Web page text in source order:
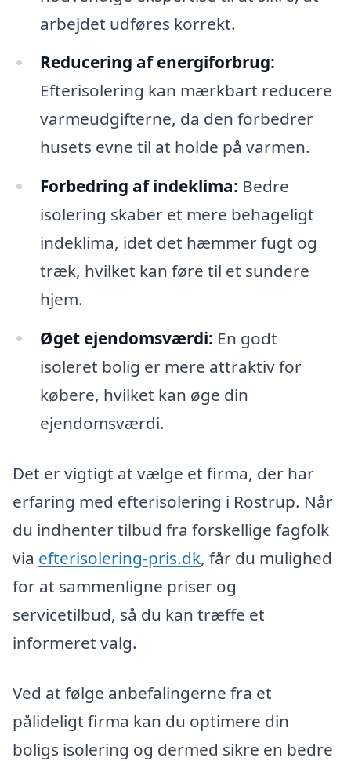
arbejdet udføres korrekt.
Reducering af energiforbrug:
Efterisolering kan mærkbart reducere
varmeudgifterne, da den forbedrer
husets evne til at holde på varmen.
Forbedring af indeklima: Bedre
isolering skaber et mere behageligt
indeklima, idet det hæmmer fugt og
træk, hvilket kan føre til et sundere
hjem.
Øget ejendomsværdi: En godt
isoleret bolig er mere attraktiv for
købere, hvilket kan øge din
ejendomsværdi.
Det er vigtigt at vælge et firma, der har
erfaring med efterisolering i Rostrup. Når
du indhenter tilbud fra forskellige fagfolk
via efterisolering-pris.dk, får du mulighed
for at sammenligne priser og
servicetilbud, så du kan træffe et
informeret valg.
Ved at følge anbefalingerne fra et
pålideligt firma kan du optimere din
boligs isolering og dermed sikre en bedre